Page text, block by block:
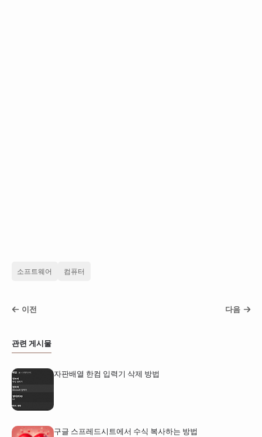
소프트웨어 컴퓨터
이전 다음
관련 게시물
자판배열 한컴 입력기 삭제 방법
구글 스프레드시트에서 수식 복사하는 방법